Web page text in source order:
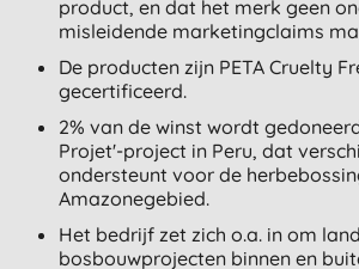
product, en dat het merk geen
misleidende marketingclaims
De producten zijn PETA Cruelty
gecertificeerd.
2% van de winst wordt
Projet'-project in Peru, dat
ondersteunt voor de
Amazonegebied.
Het bedrijf zet zich o.a. in om
bosbouwprojecten binnen en